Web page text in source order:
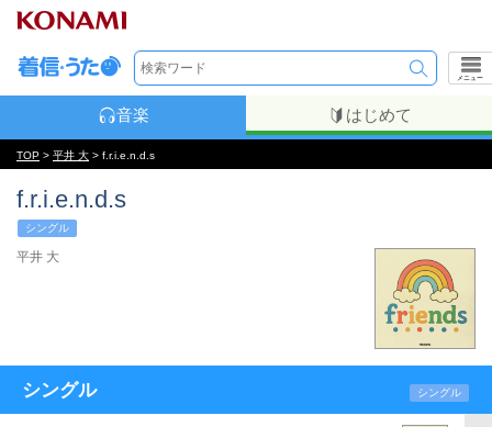
メニュー
音楽 はじめて
TOP > 平井 大 > f.r.i.e.n.d.s
f.r.i.e.n.d.s
シングル
平井 大
シングル シングル